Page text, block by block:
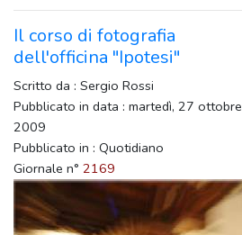
Il corso di fotografia
dell'officina "Ipotesi"
Scritto da : Sergio Rossi
Pubblicato in data : martedì, 27 ottobre
2009
Pubblicato in : Quotidiano
Giornale n° 2169